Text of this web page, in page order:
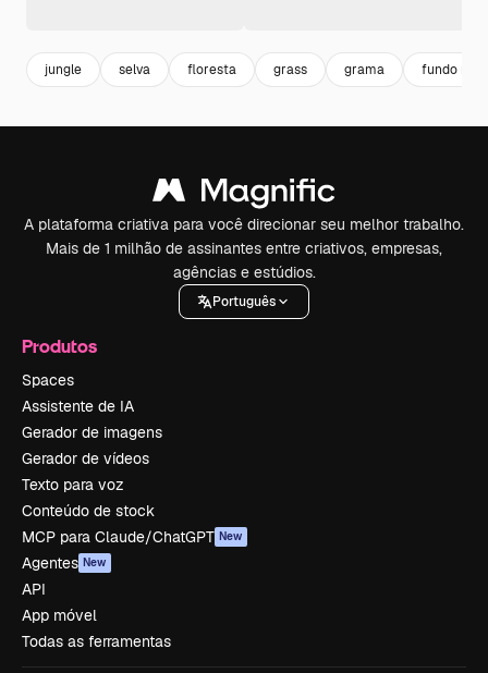
jungle selva floresta grass grama fundo
A plataforma criativa para você direcionar seu melhor trabalho.
Mais de 1 milhão de assinantes entre criativos, empresas,
agências e estúdios.
Português
Produtos
Spaces
Assistente de IA
Gerador de imagens
Gerador de vídeos
Texto para voz
Conteúdo de stock
MCP para Claude/ChatGPT New
Agentes New
API
App móvel
Todas as ferramentas